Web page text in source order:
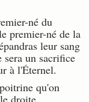
né du
premier-né de la
leur sang
sera un sacrifice
à l'Éternel.
qu'on
droite.